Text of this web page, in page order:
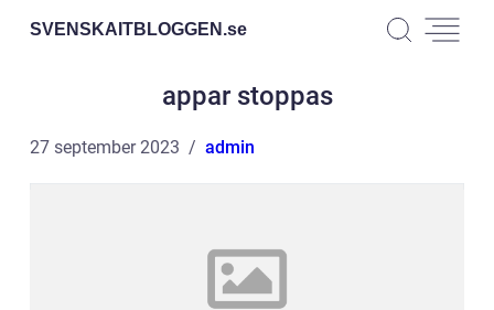
SVENSKAITBLOGGEN.se
appar stoppas
27 september 2023 admin